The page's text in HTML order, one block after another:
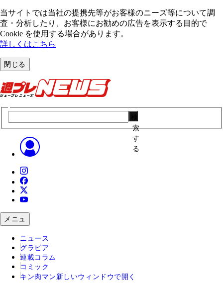
当サイトでは当社の提携先等がお客様のニーズ等について調
査・分析したり、お客様にお勧めの広告を表⽰する⽬的で
Cookie を使⽤する場合があります。
詳しくはこちら
閉じる
索
す
る
メニュ
ニュース
グラビア
連載コラム
コミック
キン肉マン 新しいウィンドウで開く